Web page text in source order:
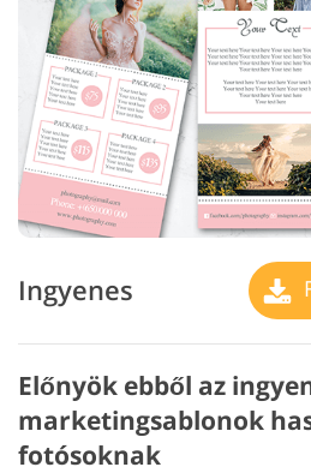
Ingyenes
Előnyök ebből az
marketingsablonok
fotósoknak